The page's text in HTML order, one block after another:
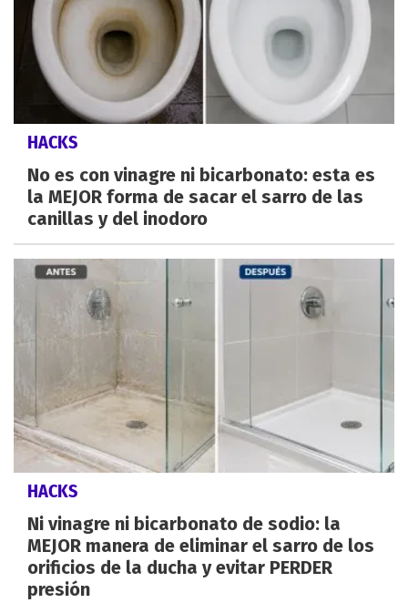
HACKS
No es con vinagre ni bicarbonato: esta es
la MEJOR forma de sacar el sarro de las
canillas y del inodoro
HACKS
Ni vinagre ni bicarbonato de sodio: la
MEJOR manera de eliminar el sarro de los
orificios de la ducha y evitar PERDER
presión